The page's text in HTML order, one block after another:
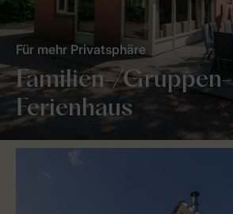
Familien-/Gruppen-
Ferienhaus
Für mehr Privatsphäre